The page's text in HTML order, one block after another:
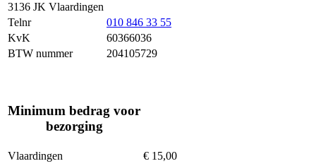
3136 JK Vlaardingen
Telnr
010 846 33 55
KvK
60366036
BTW nummer
204105729
Minimum bedrag voor
bezorging
Vlaardingen
€ 15,00